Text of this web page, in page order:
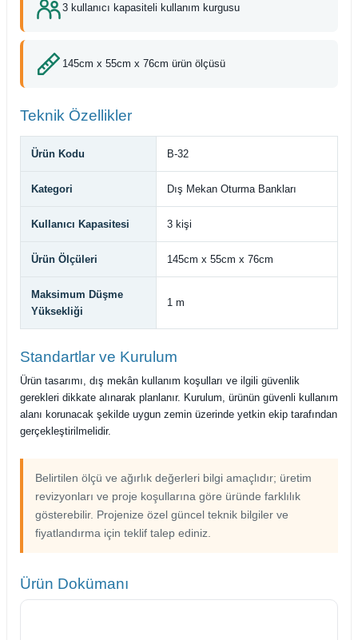
3 kullanıcı kapasiteli kullanım kurgusu
145cm x 55cm x 76cm ürün ölçüsü
Teknik Özellikler
Ürün Kodu B-32
Kategori Dış Mekan Oturma Bankları
Kullanıcı Kapasitesi 3 kişi
Ürün Ölçüleri 145cm x 55cm x 76cm
Maksimum Düşme
Yüksekliği
1 m
Standartlar ve Kurulum
Ürün tasarımı, dış mekân kullanım koşulları ve ilgili güvenlik
gerekleri dikkate alınarak planlanır. Kurulum, ürünün güvenli kullanım
alanı korunacak şekilde uygun zemin üzerinde yetkin ekip tarafından
gerçekleştirilmelidir.
Belirtilen ölçü ve ağırlık değerleri bilgi amaçlıdır; üretim
revizyonları ve proje koşullarına göre üründe farklılık
gösterebilir. Projenize özel güncel teknik bilgiler ve
fiyatlandırma için teklif talep ediniz.
Ürün Dokümanı